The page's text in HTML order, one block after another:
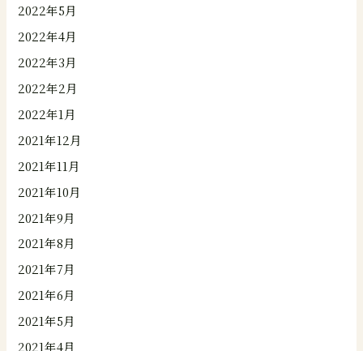
2022年5月
2022年4月
2022年3月
2022年2月
2022年1月
2021年12月
2021年11月
2021年10月
2021年9月
2021年8月
2021年7月
2021年6月
2021年5月
2021年4月